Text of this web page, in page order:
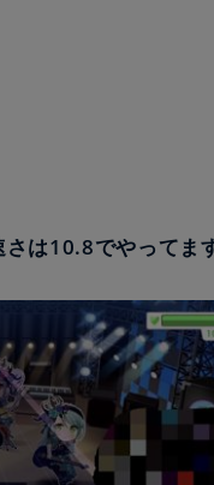
は10.8でやってま